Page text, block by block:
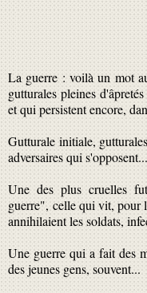
La guerre : voilà un mot
gutturales pleines
et qui persistent encore,
Gutturale initiale,
adversaires qui s'opposent...
Une des plus cruelles
guerre", celle qui vit, pour
annihilaient les soldats,
Une guerre qui a fait des
des jeunes gens, souvent...